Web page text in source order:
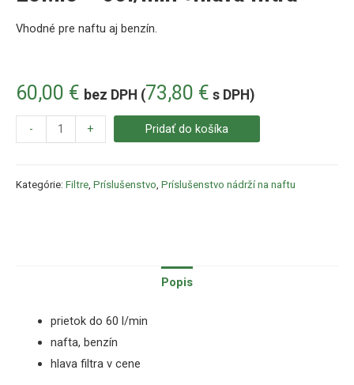
60,00 € bez DPH (73,80 € s DPH)
Vhodné pre naftu aj benzín.
- + Pridať do košíka
Kategórie: Filtre, Príslušenstvo, Príslušenstvo nádrží na naftu
Popis
prietok do 60 l/min
nafta, benzín
hlava filtra v cene